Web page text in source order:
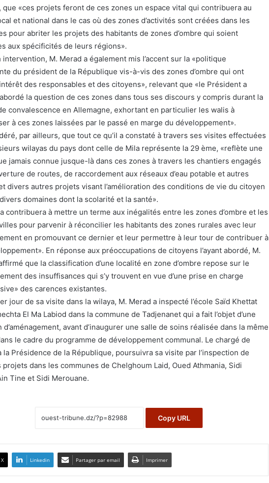
que «ces projets feront de ces zones un espace vital qui contribuera au
et national dans le cas où des zones d’activités sont créées dans les
pour abriter les projets des habitants de zones d’ombre qui soient
aux spécificités de leurs régions».
intervention, M. Merad a également mis l’accent sur la «politique
du président de la République vis-à-vis des zones d’ombre qui ont
des responsables et des citoyens», relevant que «le Président a
la question de ces zones dans tous ses discours y compris durant la
convalescence en Allemagne, exhortant en particulier les walis à
à ces zones laissées par le passé en marge du développement».
par ailleurs, que tout ce qu’il a constaté à travers ses visites effectuées
wilayas du pays dont celle de Mila représente la 29 ème, «reflète une
jamais connue jusque-là dans ces zones à travers les chantiers engagés
de routes, de raccordement aux réseaux d’eau potable et autres
divers autres projets visant l’amélioration des conditions de vie du citoyen
domaines dont la scolarité et la santé».
contribuera à mettre un terme aux inégalités entre les zones d’ombre et les
pour parvenir à réconcilier les habitants des zones rurales avec leur
en promouvant ce dernier et leur permettre à leur tour de contribuer à
En réponse aux préoccupations de citoyens l’ayant abordé, M.
que la classification d’une localité en zone d’ombre repose sur le
des insuffisances qui s’y trouvent en vue d’une prise en charge
des carences existantes.
jour de sa visite dans la wilaya, M. Merad a inspecté l’école Saïd Khettat
El Ma Labiod dans la commune de Tadjenanet qui a fait l’objet d’une
d’aménagement, avant d’inaugurer une salle de soins réalisée dans la même
le cadre du programme de développement communal. Le chargé de
la Présidence de la République, poursuivra sa visite par l’inspection de
projets dans les communes de Chelghoum Laid, Oued Athmania, Sidi
Tine et Sidi Merouane.
Copy URL
X Linkedin Partager par email Imprimer